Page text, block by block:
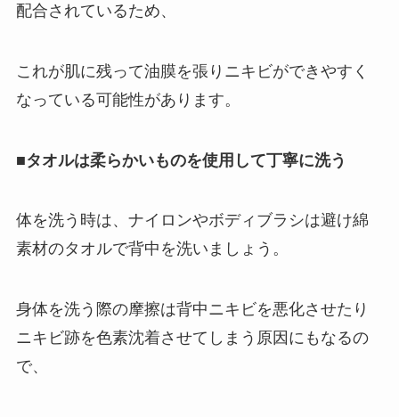
配合されているため、
これが肌に残って油膜を張りニキビができやすく
なっている可能性があります。
■タオルは柔らかいものを使用して丁寧に洗う
体を洗う時は、ナイロンやボディブラシは避け綿
素材のタオルで背中を洗いましょう。
身体を洗う際の摩擦は背中ニキビを悪化させたり
ニキビ跡を色素沈着させてしまう原因にもなるの
で、